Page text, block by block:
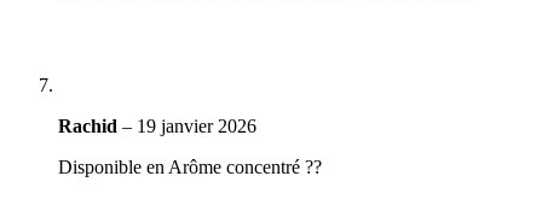
Rachid – 19 janvier 2026
Disponible en Arôme concentré ??